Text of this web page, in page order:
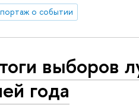
о событии
выборов
года